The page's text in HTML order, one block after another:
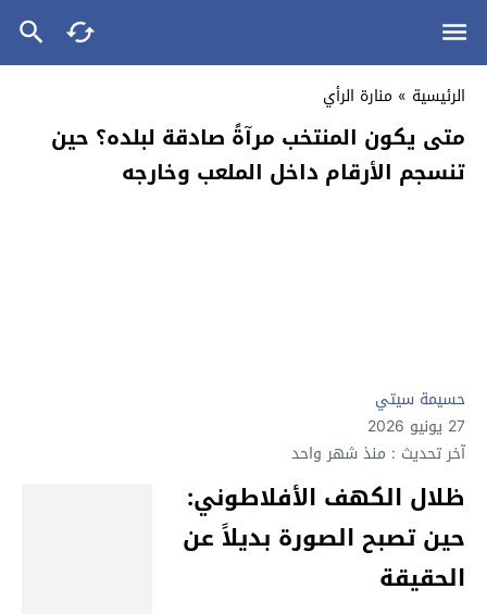
الرئيسية » منارة الرأي
متى يكون المنتخب مرآةً صادقة لبلده؟ حين
تنسجم الأرقام داخل الملعب وخارجه
حسيمة سيتي
27 يونيو 2026
آخر تحديث : منذ شهر واحد
ظلال الكهف الأفلاطوني:
حين تصبح الصورة بديلاً عن
الحقيقة